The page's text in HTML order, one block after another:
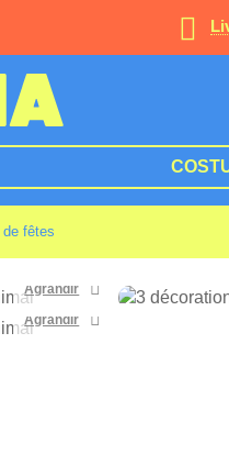
fêtes
Agrandir
Agrandir